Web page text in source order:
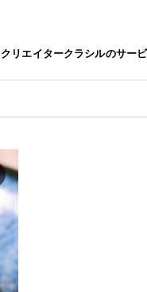
クリエイタークラシルのサー